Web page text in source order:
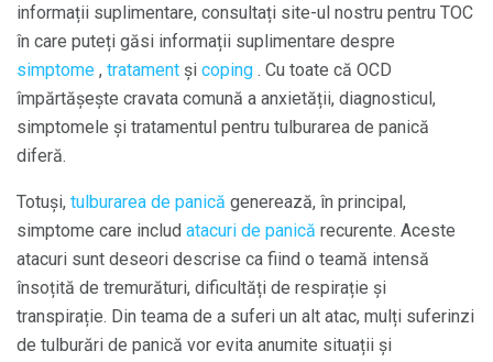
informații suplimentare, consultați site-ul nostru pentru TOC
în care puteți găsi informații suplimentare despre
simptome , tratament și coping . Cu toate că OCD
împărtășește cravata comună a anxietății, diagnosticul,
simptomele și tratamentul pentru tulburarea de panică
diferă.
Totuși, tulburarea de panică generează, în principal,
simptome care includ atacuri de panică recurente. Aceste
atacuri sunt deseori descrise ca fiind o teamă intensă
însoțită de tremurături, dificultăți de respirație și
transpirație. Din teama de a suferi un alt atac, mulți suferinzi
de tulburări de panică vor evita anumite situații și